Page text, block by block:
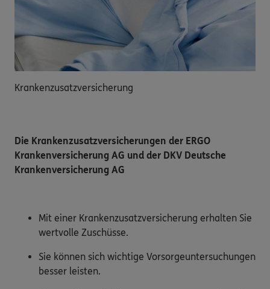
Krankenzusatzversicherung
Die Krankenzusatzversicherungen der ERGO
Krankenversicherung AG und der DKV Deutsche
Krankenversicherung AG
Mit einer Krankenzusatzversicherung erhalten Sie
wertvolle Zuschüsse.
Sie können sich wichtige Vorsorgeuntersuchungen
besser leisten.